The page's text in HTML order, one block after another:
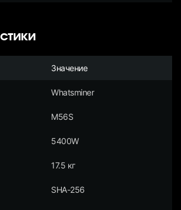
Значение
Whatsminer
M56S
5400W
17.5 кг
SHA-256